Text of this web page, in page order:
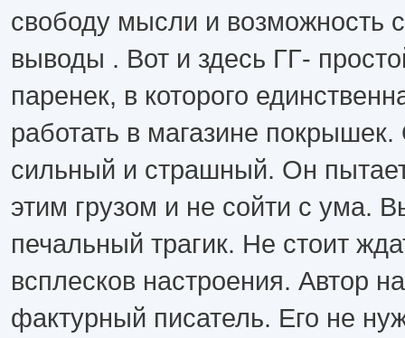
свободу мысли и возможность
выводы . Вот и здесь ГГ-
паренек, в которого
работать в магазине
сильный и страшный. Он
этим грузом и не сойти с ума.
печальный трагик. Не стоит
всплесков настроения. Автор
фактурный писатель. Его не